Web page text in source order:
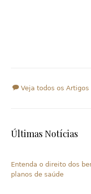
Veja todos os
Últimas Notícias
Entenda o direito dos
planos de saúde